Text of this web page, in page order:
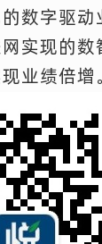
数字驱动
实现的数
业绩倍增。